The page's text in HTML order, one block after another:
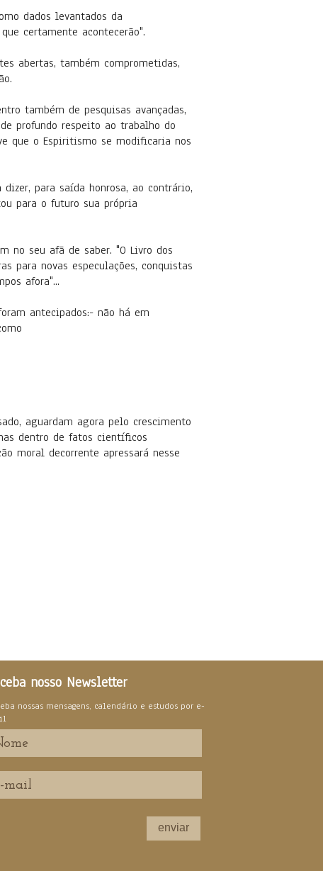
dados levantados da
certamente acontecerão".
abertas, também comprometidas,
também de pesquisas avançadas,
profundo respeito ao trabalho do
que o Espiritismo se modificaria nos
para saída honrosa, ao contrário,
para o futuro sua própria
no seu afã de saber. "O Livro dos
para novas especulações, conquistas
afora"...
antecipados:- não há em
aguardam agora pelo crescimento
dentro de fatos científicos
moral decorrente apressará nesse
nosso Newsletter
nossas mensagens, calendário e estudos por e-
enviar